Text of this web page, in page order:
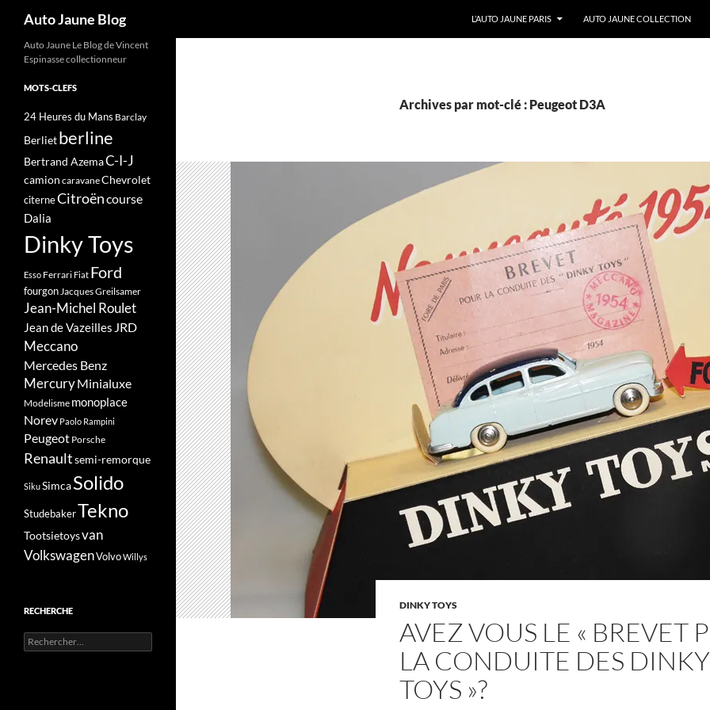
Auto Jaune Blog
L’AUTO JAUNE PARIS
AUTO JAUNE COLLECTION
Archives par mot-clé : Peugeot D3A
DINKY TOYS
AVEZ VOUS LE « BREVET
LA CONDUITE DES DINKY
TOYS »?
Auto Jaune Le Blog de Vincent
Espinasse collectionneur
MOTS-CLEFS
24 Heures du Mans Barclay
Berlietberline
Bertrand AzemaC-I-J
camion caravaneChevrolet
citerneCitroëncourse
Dalia
Dinky Toys
Esso Ferrari Fiat Ford
fourgonJacques Greilsamer
Jean-Michel Roulet
Jean de Vazeilles JRD
Meccano
Mercedes Benz
MercuryMinialuxe
Modelisme monoplace
Norev Paolo Rampini
Peugeot Porsche
Renaultsemi-remorque
SikuSimcaSolido
StudebakerTekno
Tootsietoysvan
VolkswagenVolvoWillys
RECHERCHE
Rechercher :